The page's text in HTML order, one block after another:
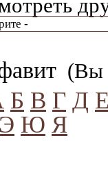
(Вы
Б В Г Д
Э Ю Я